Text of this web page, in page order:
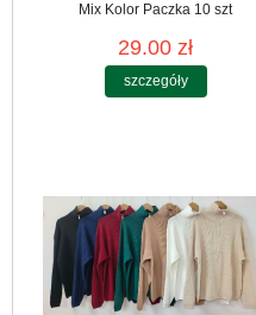
Mix Kolor Paczka 10 szt
29.00 zł
szczegóły